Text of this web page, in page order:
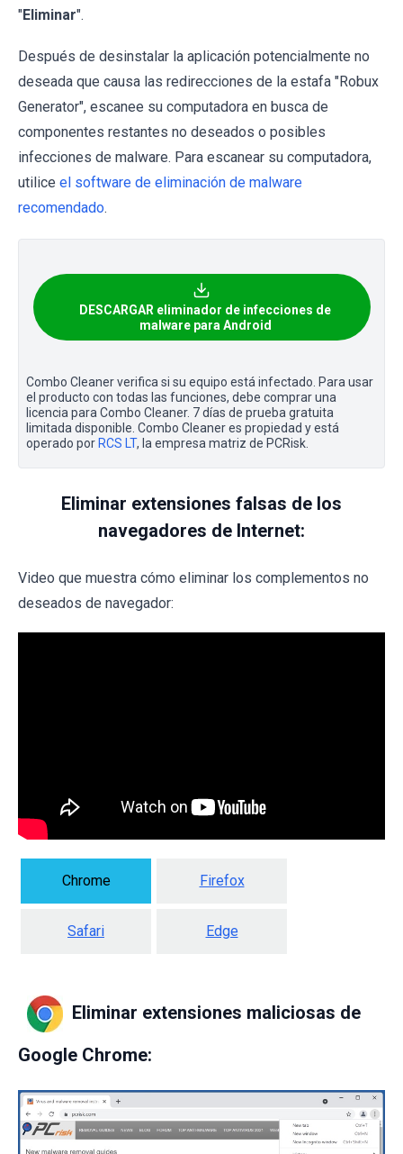
"Eliminar".
Después de desinstalar la aplicación potencialmente no
deseada que causa las redirecciones de la estafa "Robux
Generator", escanee su computadora en busca de
componentes restantes no deseados o posibles
infecciones de malware. Para escanear su computadora,
utilice el software de eliminación de malware
recomendado.
DESCARGAR eliminador de infecciones de
malware para Android
Combo Cleaner verifica si su equipo está infectado. Para usar
el producto con todas las funciones, debe comprar una
licencia para Combo Cleaner. 7 días de prueba gratuita
limitada disponible. Combo Cleaner es propiedad y está
operado por RCS LT, la empresa matriz de PCRisk.
Eliminar extensiones falsas de los
navegadores de Internet:
Video que muestra cómo eliminar los complementos no
deseados de navegador:
Chrome Firefox
Safari Edge
Eliminar extensiones maliciosas de
Google Chrome: